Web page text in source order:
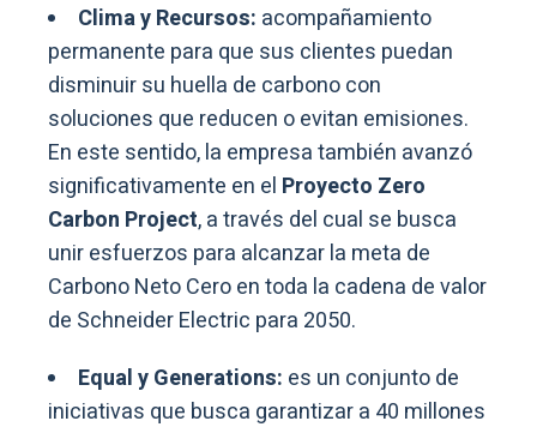
Clima y Recursos: acompañamiento
permanente para que sus clientes puedan
disminuir su huella de carbono con
soluciones que reducen o evitan emisiones.
En este sentido, la empresa también avanzó
significativamente en el Proyecto Zero
Carbon Project, a través del cual se busca
unir esfuerzos para alcanzar la meta de
Carbono Neto Cero en toda la cadena de valor
de Schneider Electric para 2050.
Equal y Generations: es un conjunto de
iniciativas que busca garantizar a 40 millones